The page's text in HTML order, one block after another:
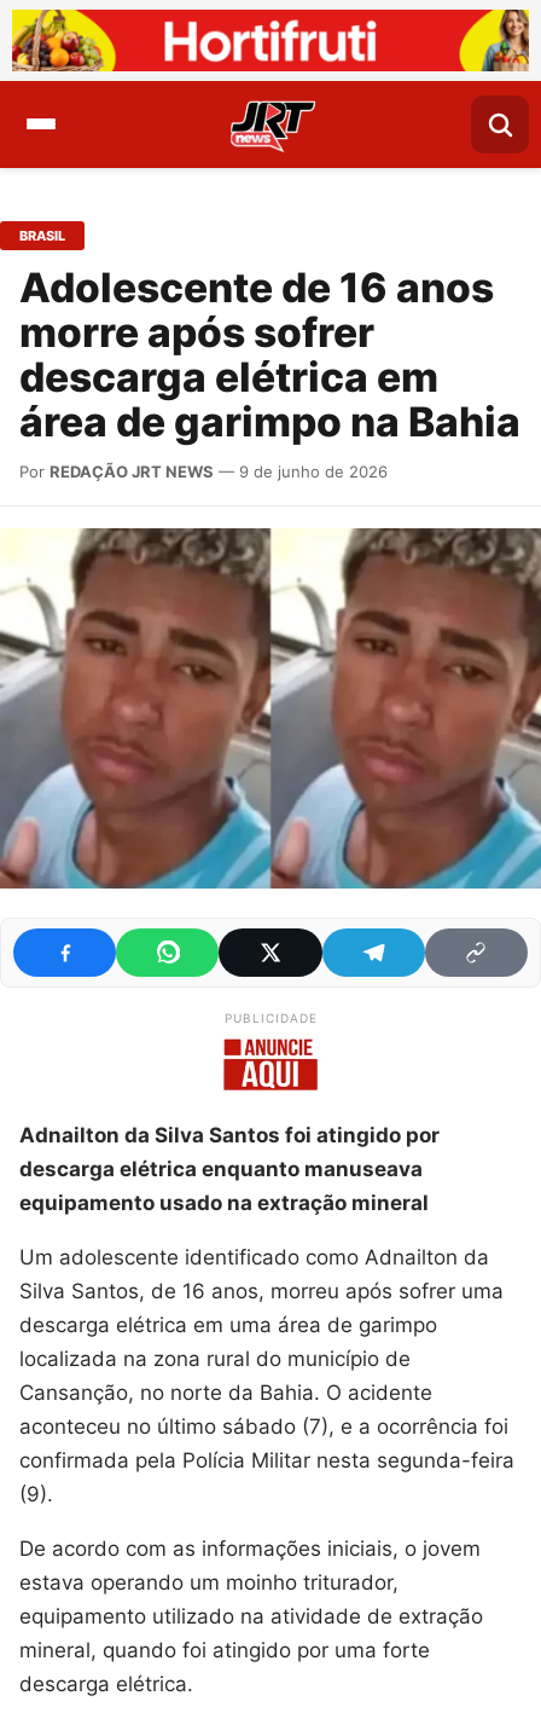
BRASIL
Adolescente de 16 anos
morre após sofrer
descarga elétrica em
área de garimpo na Bahia
Por REDAÇÃO JRT NEWS — 9 de junho de 2026
PUBLICIDADE
Adnailton da Silva Santos foi atingido por
descarga elétrica enquanto manuseava
equipamento usado na extração mineral
Um adolescente identificado como Adnailton da
Silva Santos, de 16 anos, morreu após sofrer uma
descarga elétrica em uma área de garimpo
localizada na zona rural do município de
Cansanção, no norte da Bahia. O acidente
aconteceu no último sábado (7), e a ocorrência foi
confirmada pela Polícia Militar nesta segunda-feira
(9).
De acordo com as informações iniciais, o jovem
estava operando um moinho triturador,
equipamento utilizado na atividade de extração
mineral, quando foi atingido por uma forte
descarga elétrica.